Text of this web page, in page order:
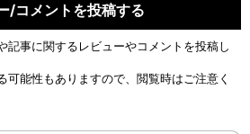
/コメントを投稿する
記事に関するレビューやコメントを投稿し
可能性もありますので、閲覧時はご注意く